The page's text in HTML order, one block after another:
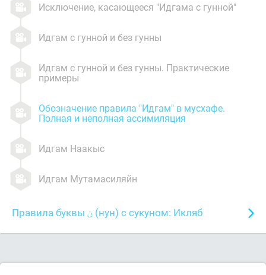
Исключение, касающееся "Идгама с гунной"
Идгам с гунной и без гунны
Идгам с гунной и без гунны. Практические
примеры
Обозначение правила "Идгам" в мусхафе.
Полная и неполная ассимиляция
Идгам Наакыс
Идгам Мутамасиляйн
Правила буквы (нун) с сукуном: Икляб